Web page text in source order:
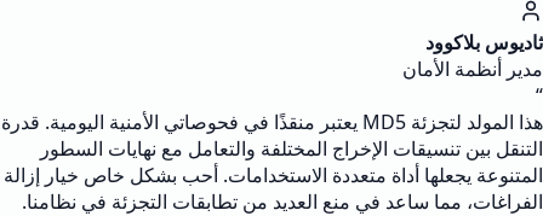
ثاديوس بلاكوود
مدير أنظمة الأمان
“
هذا المولد لتجزئة MD5 يعتبر منقذًا في فحوصاتي الأمنية اليومية. قدرة
التنقل بين تنسيقات الإخراج المختلفة والتعامل مع نهايات السطور
المتنوعة يجعلها أداة متعددة الاستخدامات. أحب بشكل خاص خيار إزالة
الفراغات، مما ساعد في منع العديد من تطابقات التجزئة في نظامنا.